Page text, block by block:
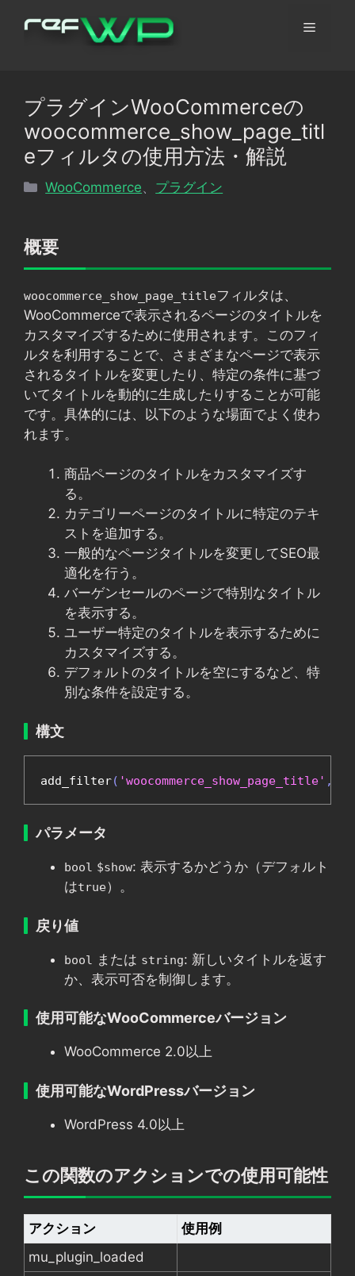
メ
ュ
プラグインWooCommerceの
woocommerce_show_page_titl
eフィルタの使用方法・解説
カ
リ
WooCommerce プラグイン
概要
woocommerce_show_page_titleフィルタは、
WooCommerceで表示されるページのタイトルを
カスタマイズするために使用されます。このフィ
ルタを利用することで、さまざまなページで表示
されるタイトルを変更したり、特定の条件に基づ
いてタイトルを動的に生成したりすることが可能
です。具体的には、以下のような場面でよく使わ
れます。
商品ページのタイトルをカスタマイズす
る。
カテゴリーページのタイトルに特定のテキ
ストを追加する。
一般的なページタイトルを変更してSEO最
適化を行う。
バーゲンセールのページで特別なタイトル
を表示する。
ユーザー特定のタイトルを表示するために
カスタマイズする。
デフォルトのタイトルを空にするなど、特
別な条件を設定する。
構文
add_filter( 'woocommerce_show_page_title' ,
パラメータ
bool $show: 表示するかどうか（デフォルト
はtrue）。
戻り値
bool または string: 新しいタイトルを返す
か、表示可否を制御します。
使用可能なWooCommerceバージョン
WooCommerce 2.0以上
使用可能なWordPressバージョン
WordPress 4.0以上
この関数のアクションでの使用可能性
アクション
使用例
mu_plugin_loaded